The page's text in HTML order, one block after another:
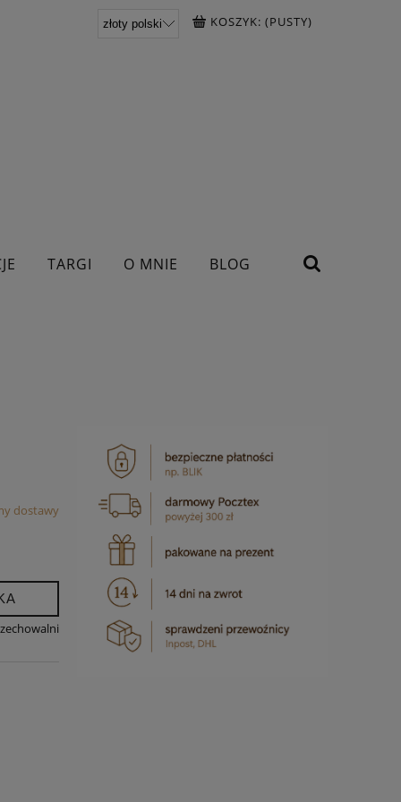
KOSZYK: (PUSTY)
TARGI O MNIE BLOG
dostawy